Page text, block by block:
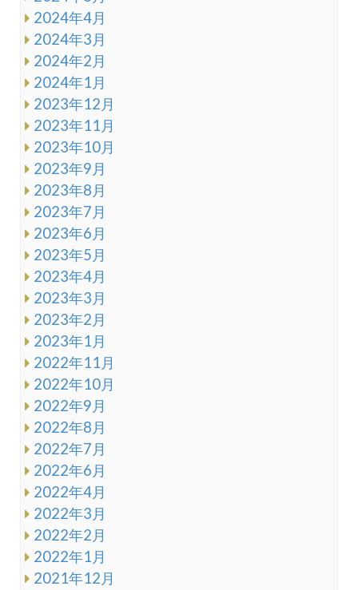
2024年4月
2024年3月
2024年2月
2024年1月
2023年12月
2023年11月
2023年10月
2023年9月
2023年8月
2023年7月
2023年6月
2023年5月
2023年4月
2023年3月
2023年2月
2023年1月
2022年11月
2022年10月
2022年9月
2022年8月
2022年7月
2022年6月
2022年4月
2022年3月
2022年2月
2022年1月
2021年12月